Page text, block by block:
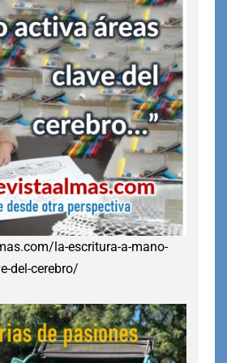
la-escritura-a-mano-
del-cerebro/